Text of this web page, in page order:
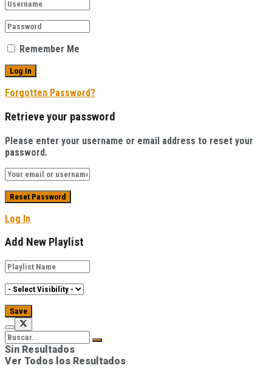
Remember Me
Forgotten Password?
Retrieve your password
Please enter your username or email address to reset your
password.
Log In
Add New Playlist
Sin Resultados
Ver Todos los Resultados